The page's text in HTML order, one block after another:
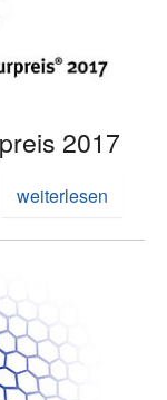
2017
weiterlesen